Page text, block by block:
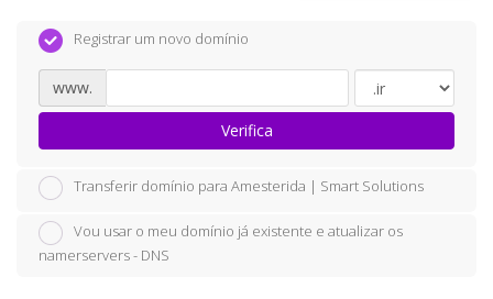
Registrar um novo domínio
www.
Verifica
Transferir domínio para Amesterida | Smart Solutions
Vou usar o meu domínio já existente e atualizar os
namerservers - DNS